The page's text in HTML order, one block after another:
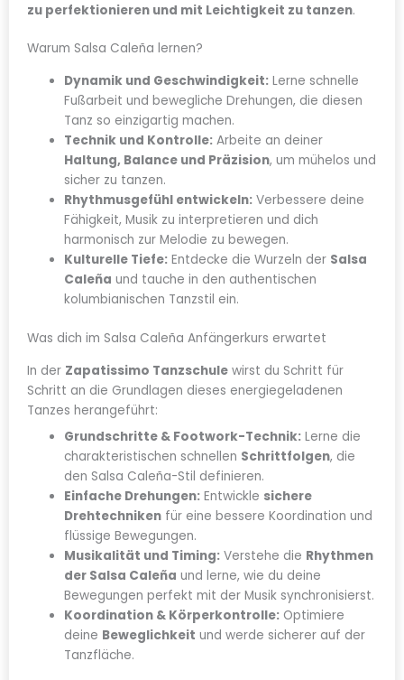
zu perfektionieren und mit Leichtigkeit zu tanzen.
Warum Salsa Caleña lernen?
Dynamik und Geschwindigkeit: Lerne schnelle
Fußarbeit und bewegliche Drehungen, die diesen
Tanz so einzigartig machen.
Technik und Kontrolle: Arbeite an deiner
Haltung, Balance und Präzision, um mühelos und
sicher zu tanzen.
Rhythmusgefühl entwickeln: Verbessere deine
Fähigkeit, Musik zu interpretieren und dich
harmonisch zur Melodie zu bewegen.
Kulturelle Tiefe: Entdecke die Wurzeln der Salsa
Caleña und tauche in den authentischen
kolumbianischen Tanzstil ein.
Was dich im Salsa Caleña Anfängerkurs erwartet
In der Zapatissimo Tanzschule wirst du Schritt für
Schritt an die Grundlagen dieses energiegeladenen
Tanzes herangeführt:
Grundschritte & Footwork-Technik: Lerne die
charakteristischen schnellen Schrittfolgen, die
den Salsa Caleña-Stil definieren.
Einfache Drehungen: Entwickle sichere
Drehtechniken für eine bessere Koordination und
flüssige Bewegungen.
Musikalität und Timing: Verstehe die Rhythmen
der Salsa Caleña und lerne, wie du deine
Bewegungen perfekt mit der Musik synchronisierst.
Koordination & Körperkontrolle: Optimiere
deine Beweglichkeit und werde sicherer auf der
Tanzfläche.